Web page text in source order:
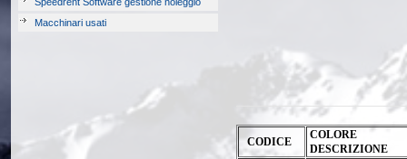
Macchinari usati
CODICE
COLORE
DESCRIZIONE